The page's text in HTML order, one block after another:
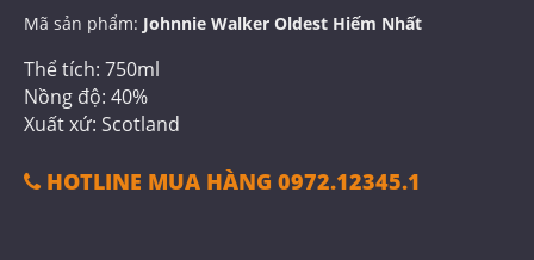
Mã sản phẩm: Johnnie Walker Oldest Hiếm Nhất
Thể tích: 750ml
Nồng độ: 40%
Xuất xứ: Scotland
HOTLINE MUA HÀNG 0972.12345.1